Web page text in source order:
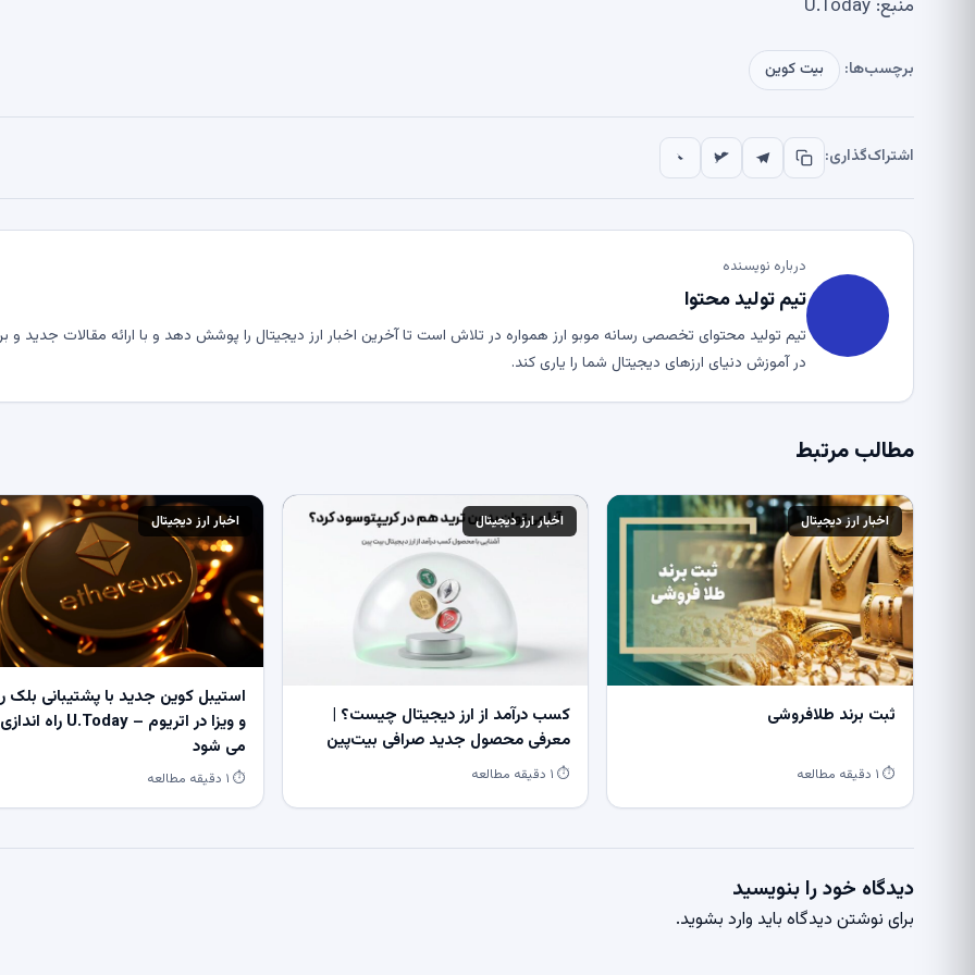
منبع: U.Today
برچسب‌ها: بیت کوین
اشتراک‌گذاری:
درباره نویسنده
تیم تولید محتوا
تیم تولید محتوای تخصصی رسانه موبو ارز همواره در تلاش است تا آخرین اخبار ارز دیجیتال را پوشش دهد و با ارائه مقالات جدید و
در آموزش دنیای ارزهای دیجیتال شما را یاری کند.
مطالب مرتبط
اخبار ارز دیجیتال
ثبت برند طلافروشی
⏱ ۱ دقیقه مطالعه
اخبار ارز دیجیتال
کسب درآمد از ارز دیجیتال چیست؟ |
معرفی محصول جدید صرافی بیت‌پین
⏱ ۱ دقیقه مطالعه
اخبار ارز دیجیتال
استیبل کوین جدید با پشتیبانی بلک
و ویزا در اتریوم – U.Today راه اندازی
می شود
⏱ ۱ دقیقه مطالعه
دیدگاه خود را بنویسید
برای نوشتن دیدگاه باید وارد بشوید.